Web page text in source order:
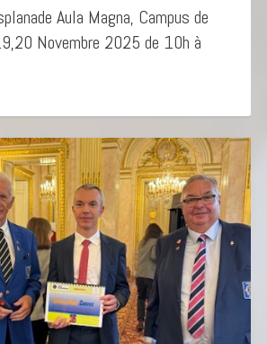
Aula Magna, Campus de
Novembre 2025 de 10h à